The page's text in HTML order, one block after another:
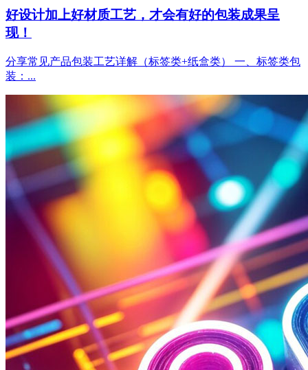
好设计加上好材质工艺，才会有好的包装成果呈
现！
分享常见产品包装工艺详解（标签类+纸盒类） 一、标签类包
装：...